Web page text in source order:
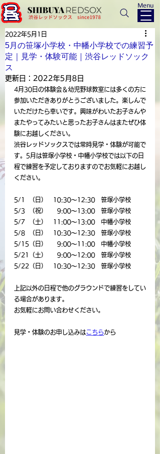
Menu
5月の笹塚小学校・中幡小学校での練習予
定｜見学・体験可能｜渋谷レッドソック
ス
2022年5月1日
更新日： 2022年5月8日
4月30日の体験会＆幼児野球教室には多くの方に
参加いただきありがとうございました。楽しんで
いただけたら幸いです。興味がわいたお子さんや
またやってみたいと思ったお子さんはまたぜひ体
験にお越しください。
渋谷レッドソックスでは常時見学・体験が可能で
す。5月は笹塚小学校・中幡小学校では以下の日
程で練習を予定しておりますのでお気軽にお越し
ください。
5/1  （日）　10:30～12:30　笹塚小学校
5/3  （祝）　  9:00～13:00　笹塚小学校
5/7  （土）　11:00～13:00　中幡小学校
5/8  （日）　10:30～12:30　笹塚小学校
5/15（日）　  9:00～11:00　中幡小学校
5/21（土）　  9:00～12:00　笹塚小学校
5/22（日）　10:30～12:30　笹塚小学校
上記以外の日程で他のグラウンドで練習をしてい
る場合があります。
お気軽にお問い合わせください。
見学・体験のお申し込みはこちらから